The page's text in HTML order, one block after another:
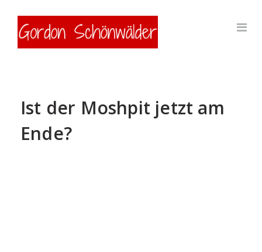
Ist der Moshpit jetzt am
Ende?